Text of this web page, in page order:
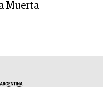
Muerta